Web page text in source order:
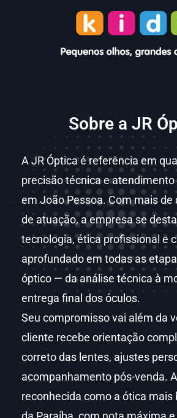
Sobre a JR
A JR Óptica é referência em
precisão técnica e
em João Pessoa. Com mais de
de atuação, a empresa se
tecnologia, ética profissional e
aprofundado em todas as
óptico — da análise técnica à
entrega final dos óculos.
Seu compromisso vai além da
cliente recebe orientação
correto das lentes, ajustes
acompanhamento pós-venda.
reconhecida como a ótica mais